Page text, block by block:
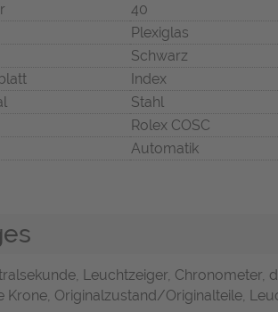
40
Plexiglas
Schwarz
Index
Stahl
Rolex COSC
Automatik
Leuchtzeiger, Chronometer,
Krone, Originalzustand/Originalteile,